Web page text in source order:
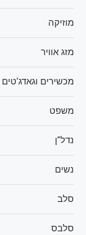
מוזיקה
מזג אוויר
מכשירים וגאדג'טים
משפט
נדל"ן
נשים
סלב
סלבס